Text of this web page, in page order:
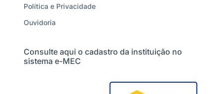
Política e Privacidade
Ouvidoria
Consulte aqui o cadastro da instituição no
sistema e-MEC